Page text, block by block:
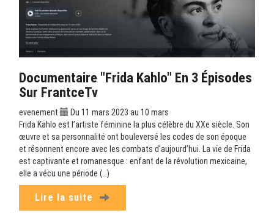
Documentaire "Frida Kahlo" En 3 Épisodes
Sur FrantceTv
evenement
Du 11 mars 2023 au 10 mars
Frida Kahlo est l’artiste féminine la plus célèbre du XXe siècle. Son
œuvre et sa personnalité ont bouleversé les codes de son époque
et résonnent encore avec les combats d’aujourd’hui. La vie de Frida
est captivante et romanesque : enfant de la révolution mexicaine,
elle a vécu une période (…)
Lire la suite